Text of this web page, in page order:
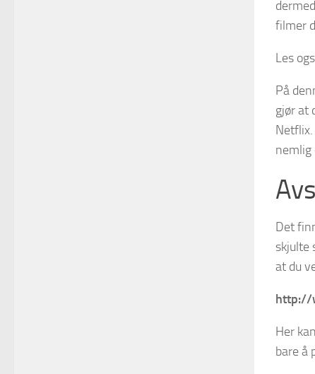
filmer
Les
På
gjør at
nemlig
Det
skjulte
at du
http://
Her
bare å